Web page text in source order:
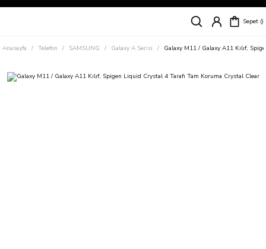
Siparişleriniz
Süper İndirimli Fiyatlar
Sepet
Anasayfa Telefon SAMSUNG Galaxy A Serisi Galaxy M11 / Galaxy A11 Kılıf,